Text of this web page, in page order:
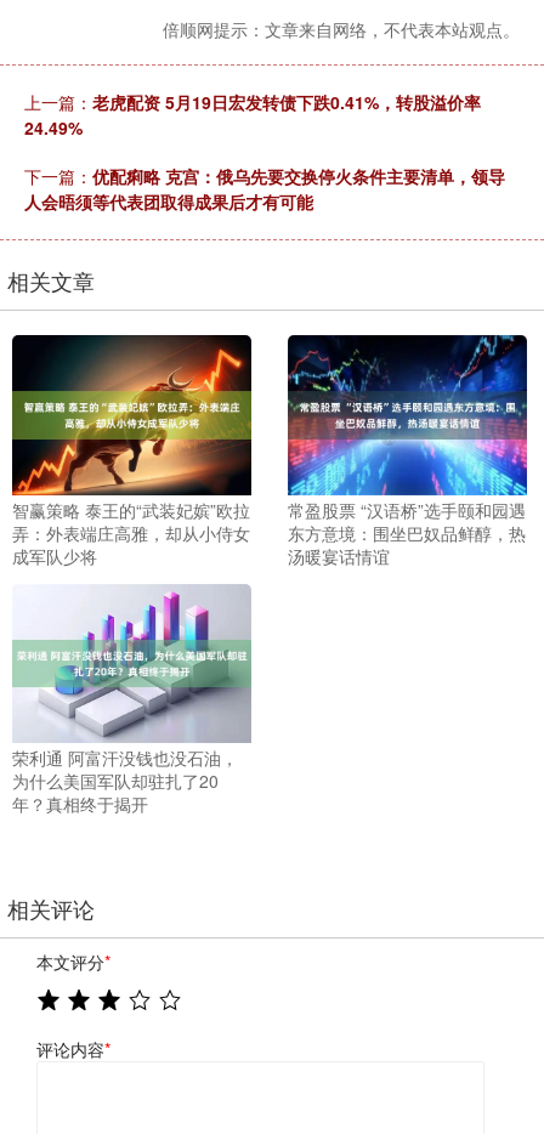
倍顺网提示：文章来自网络，不代表本站观点。
上一篇： 老虎配资 5月19日宏发转债下跌0.41%，转股溢价率
24.49%
下一篇： 优配痢略 克宫：俄乌先要交换停火条件主要清单，领导
人会晤须等代表团取得成果后才有可能
相关文章
智赢策略 泰王的“武装妃嫔”欧拉
弄：外表端庄高雅，却从小侍女
成军队少将
常盈股票 “汉语桥”选手颐和园遇
东方意境：围坐巴奴品鲜醇，热
汤暖宴话情谊
荣利通 阿富汗没钱也没石油，
为什么美国军队却驻扎了20
年？真相终于揭开
相关评论
本文评分*
评论内容*